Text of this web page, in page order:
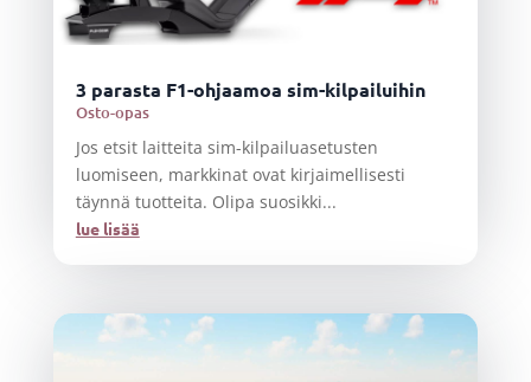
3 parasta F1-ohjaamoa sim-kilpailuihin
Osto-opas
Jos etsit laitteita sim-kilpailuasetusten
luomiseen, markkinat ovat kirjaimellisesti
täynnä tuotteita. Olipa suosikki...
lue lisää